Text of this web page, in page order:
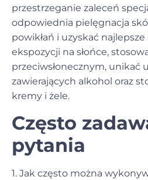
przestrzeganie zaleceń
odpowiednia pielęgnacja
powikłań i uzyskać
ekspozycji na słońce,
przeciwsłonecznym, unikać
zawierających alkohol oraz
kremy i żele.
Często
pytania
1. Jak często można